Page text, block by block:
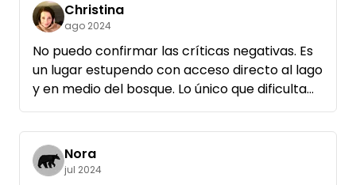
Christina
ago 2024
No puedo confirmar las críticas negativas. Es
un lugar estupendo con acceso directo al lago
y en medio del bosque. Lo único que dificulta
innecesariamente el acceso es la falta de
descripción. Consejo: Conduzca hacia el
camping (registro) hasta que vea la entrada
correspondiente a mano derecha. Ha llegado
Nora
jul 2024